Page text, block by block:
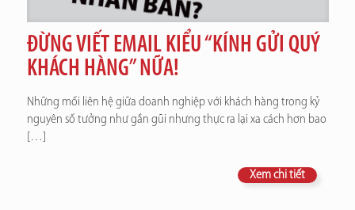
ĐỪNG VIẾT EMAIL KIỂU “KÍNH GỬI QUÝ
KHÁCH HÀNG” NỮA!
Những mối liên hệ giữa doanh nghiệp với khách hàng trong kỷ
nguyên số tưởng như gần gũi nhưng thực ra lại xa cách hơn bao
[…]
Xem chi tiết